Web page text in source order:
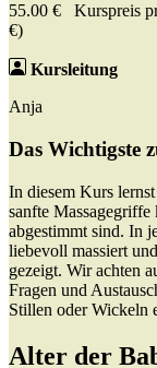
55.00 € Kurspreis
€)
Kursleitung
Anja
Das Wichtigste
In diesem Kurs
sanfte
abgestimmt sind. In
liebevoll massiert
gezeigt. Wir achten
Fragen und
Stillen oder Wickeln
Alter der